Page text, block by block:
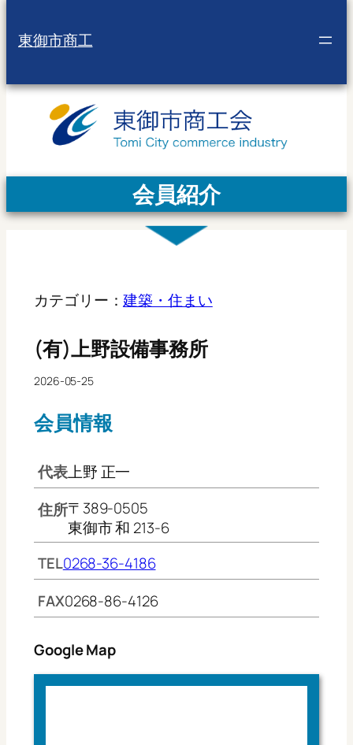
東御市商工
会員紹介
カテゴリー：建築・住まい
(有)上野設備事務所
2026-05-25
会員情報
代表上野 正一
住所〒389-0505
東御市 和 213-6
TEL0268-36-4186
FAX0268-86-4126
Google Map